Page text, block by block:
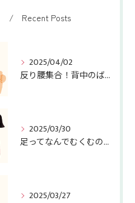
Recent Posts
2025/04/02
反り腰集合！背中のばしますよ～！
2025/03/30
足ってなんでむくむの～！？
2025/03/27